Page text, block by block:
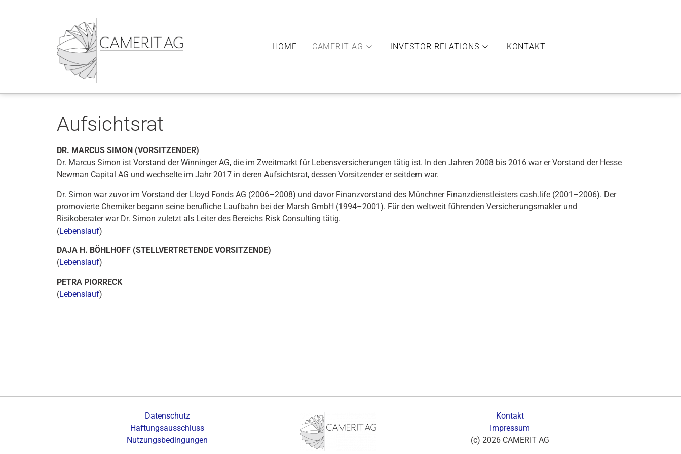
HOME CAMERIT AG INVESTOR RELATIONS KONTAKT
Aufsichtsrat
DR. MARCUS SIMON (VORSITZENDER)
Dr. Marcus Simon ist Vorstand der Winninger AG, die im Zweitmarkt für Lebensversicherungen tätig ist. In den Jahren 2008 bis 2016 war er Vorstand der Hesse
Newman Capital AG und wechselte im Jahr 2017 in deren Aufsichtsrat, dessen Vorsitzender er seitdem war.
Dr. Simon war zuvor im Vorstand der Lloyd Fonds AG (2006–2008) und davor Finanzvorstand des Münchner Finanzdienstleisters cash.life (2001–2006). Der
promovierte Chemiker begann seine berufliche Laufbahn bei der Marsh GmbH (1994–2001). Für den weltweit führenden Versicherungsmakler und
Risikoberater war Dr. Simon zuletzt als Leiter des Bereichs Risk Consulting tätig.
(Lebenslauf)
DAJA H. BÖHLHOFF (STELLVERTRETENDE VORSITZENDE)
(Lebenslauf)
PETRA PIORRECK
(Lebenslauf)
Datenschutz
Haftungsausschluss
Nutzungsbedingungen
Kontakt
Impressum
(c) 2026 CAMERIT AG